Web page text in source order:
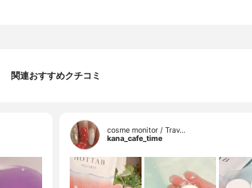
関連おすすめクチコミ
cosme monitor / Trav…
kana_cafe_time